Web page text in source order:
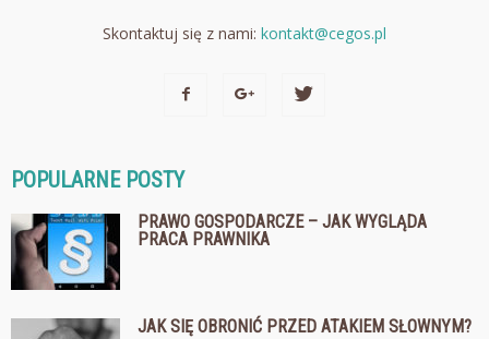
Skontaktuj się z nami: kontakt@cegos.pl
POPULARNE POSTY
PRAWO GOSPODARCZE – JAK WYGLĄDA
PRACA PRAWNIKA
JAK SIĘ OBRONIĆ PRZED ATAKIEM SŁOWNYM?